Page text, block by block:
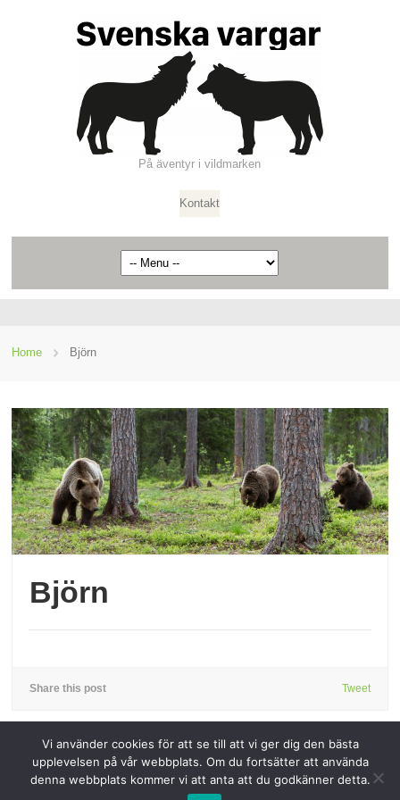
På äventyr i vildmarken
Kontakt
Home Björn
Björn
Tweet
Share this post
Copyright © 2026 Svenska vargar.
Vi använder cookies för att se till att vi ger dig den bästa
upplevelsen på vår webbplats. Om du fortsätter att använda
denna webbplats kommer vi att anta att du godkänner detta.